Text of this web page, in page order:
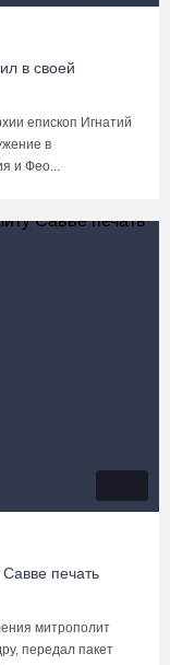
в своей
епископ Игнатий
в
и Фео...
печать
митрополит
передал пакет